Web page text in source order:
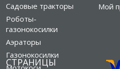
Садовые тракторы
Роботы-
газонокосилки
Аэраторы
Газонокосилки
СТРАНИЦЫ
Мой